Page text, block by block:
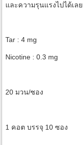
และความรุนแรงไปได้เลย
Tar : 4 mg
Nicotine : 0.3 mg
20 มวน/ซอง
1 คอต บรรจุ 10 ซอง